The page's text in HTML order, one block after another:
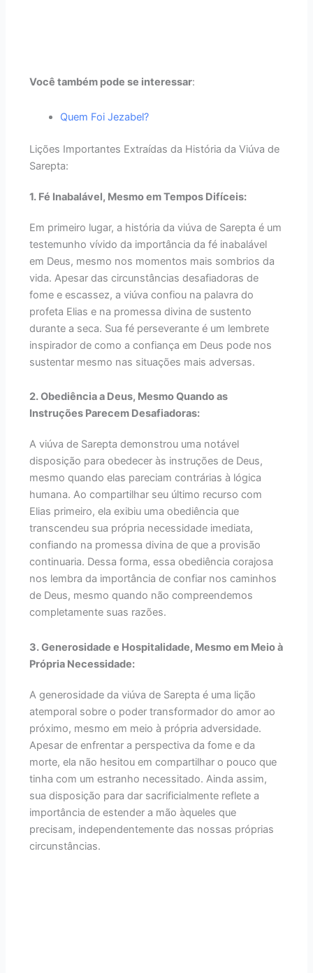
Você também pode se interessar:
Quem Foi Jezabel?
Lições Importantes Extraídas da História da Viúva de
Sarepta:
1. Fé Inabalável, Mesmo em Tempos Difíceis:
Em primeiro lugar, a história da viúva de Sarepta é um
testemunho vívido da importância da fé inabalável
em Deus, mesmo nos momentos mais sombrios da
vida. Apesar das circunstâncias desafiadoras de
fome e escassez, a viúva confiou na palavra do
profeta Elias e na promessa divina de sustento
durante a seca. Sua fé perseverante é um lembrete
inspirador de como a confiança em Deus pode nos
sustentar mesmo nas situações mais adversas.
2. Obediência a Deus, Mesmo Quando as
Instruções Parecem Desafiadoras:
A viúva de Sarepta demonstrou uma notável
disposição para obedecer às instruções de Deus,
mesmo quando elas pareciam contrárias à lógica
humana. Ao compartilhar seu último recurso com
Elias primeiro, ela exibiu uma obediência que
transcendeu sua própria necessidade imediata,
confiando na promessa divina de que a provisão
continuaria. Dessa forma, essa obediência corajosa
nos lembra da importância de confiar nos caminhos
de Deus, mesmo quando não compreendemos
completamente suas razões.
3. Generosidade e Hospitalidade, Mesmo em Meio à
Própria Necessidade:
A generosidade da viúva de Sarepta é uma lição
atemporal sobre o poder transformador do amor ao
próximo, mesmo em meio à própria adversidade.
Apesar de enfrentar a perspectiva da fome e da
morte, ela não hesitou em compartilhar o pouco que
tinha com um estranho necessitado. Ainda assim,
sua disposição para dar sacrificialmente reflete a
importância de estender a mão àqueles que
precisam, independentemente das nossas próprias
circunstâncias.